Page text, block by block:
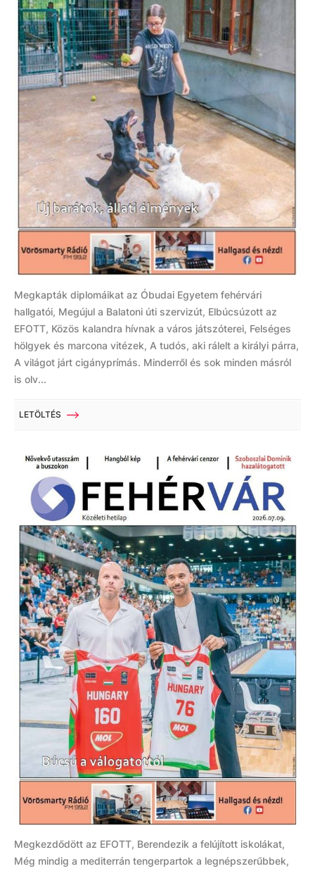
Megkapták diplomáikat az Óbudai Egyetem fehérvári
hallgatói, Megújul a Balatoni úti szervizút, Elbúcsúzott az
EFOTT, Közös kalandra hívnak a város játszóterei, Felséges
hölgyek és marcona vitézek, A tudós, aki rálelt a királyi párra,
A világot járt cigányprímás. Minderről és sok minden másról
is olv...
LETÖLTÉS
Megkezdődött az EFOTT, Berendezik a felújított iskolákat,
Még mindig a mediterrán tengerpartok a legnépszerűbbek,